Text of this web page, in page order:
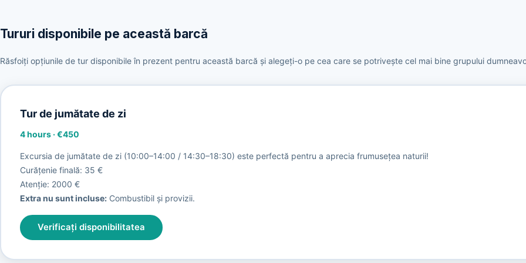
Tururi disponibile pe această barcă
Răsfoiți opțiunile de tur disponibile în prezent pentru această barcă și alegeți-o pe cea care se potrivește cel mai bine grupului
Tur de jumătate de zi
4 hours·€450
Excursia de jumătate de zi (10:00–14:00 / 14:30–18:30) este perfectă pentru a aprecia frumusețea naturii!
Curățenie finală: 35 €
Atenție: 2000 €
Extra nu sunt incluse:Combustibil și provizii.
Verificați disponibilitatea